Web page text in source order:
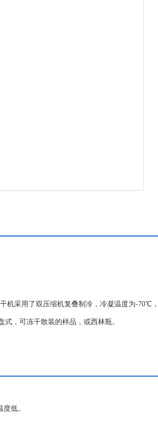
机采用了双压缩机复叠制冷，冷凝温度为-70℃，
，可冻干散装的样品，或西林瓶。
低。